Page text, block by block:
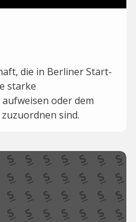
die in Berliner Start-
starke
oder dem
sind.